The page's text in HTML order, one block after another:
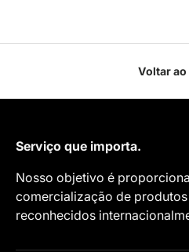
Voltar ao
Serviço que importa.
Nosso objetivo é
comercialização de
reconhecidos